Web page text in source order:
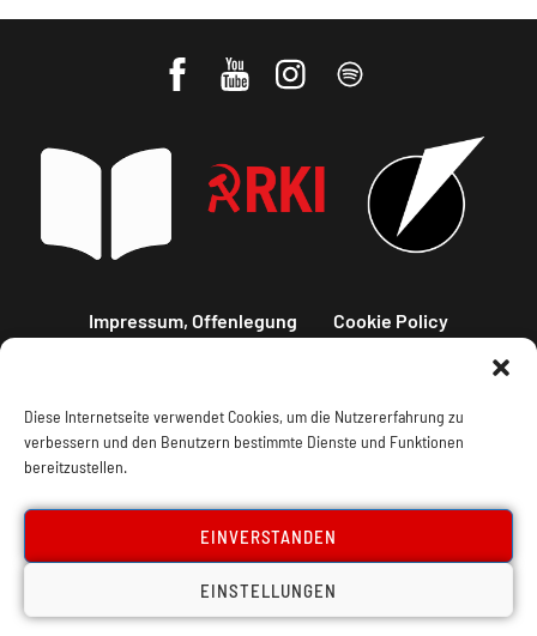
Diese Internetseite verwendet Cookies, um die Nutzererfahrung zu
verbessern und den Benutzern bestimmte Dienste und Funktionen
bereitzustellen.
EINVERSTANDEN
EINSTELLUNGEN
Impressum, Offenlegung Cookie Policy